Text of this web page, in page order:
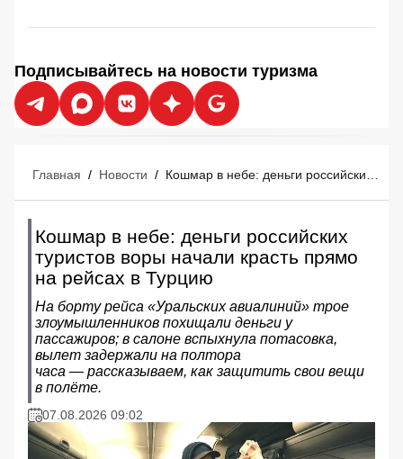
Подписывайтесь на новости туризма
Главная / Новости /
Кошмар в небе: деньги российских
туристов воры начали красть прямо
на рейсах в Турцию
На борту рейса «Уральских авиалиний» трое
злоумышленников похищали деньги у
пассажиров; в салоне вспыхнула потасовка,
вылет задержали на полтора
часа — рассказываем, как защитить свои вещи
в полёте.
07.08.2026 09:02